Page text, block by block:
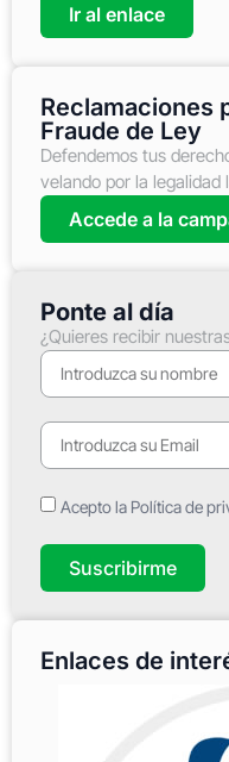
Ir al enlace
Reclamaciones
Fraude de Ley
Defendemos tus
velando por la legalidad
Accede a la
Ponte al día
¿Quieres recibir
Acepto la Política de
Suscribirme
Enlaces de